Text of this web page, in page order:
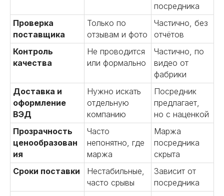
посредника
Проверка
поставщика
Только по
отзывам и фото
Частично, без
отчётов
Контроль
качества
Не проводится
или формально
Частично, по
видео от
фабрики
Доставка и
оформление
ВЭД
Нужно искать
отдельную
компанию
Посредник
предлагает,
но с наценкой
Прозрачность
ценообразован
ия
Часто
непонятно, где
маржа
Маржа
посредника
скрыта
Сроки поставки
Нестабильные,
часто срывы
Зависит от
посредника